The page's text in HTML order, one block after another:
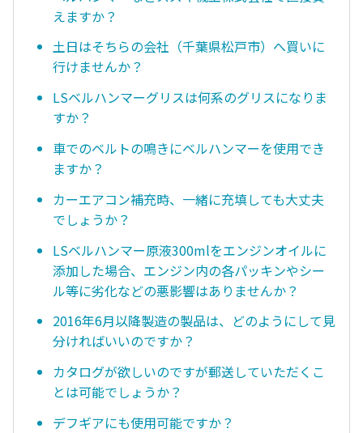
えますか？
土日はそちらの会社（千葉県松戸市）へ買いに
行けませんか？
LSベルハンマーグリスは何系のグリスになりま
すか？
車でのベルトの鳴きにベルハンマーを使用でき
ますか？
カーエアコン補充時、一緒に充填しても大丈夫
でしょうか？
LSベルハンマー原液300mlをエンジンオイルに
添加した場合、エンジン内の各パッキンやシー
ル等に劣化などの悪影響はありませんか？
2016年6月以降製造の製品は、どのようにして見
分ければいいのですか？
カタログが欲しいのですが郵送していただくこ
とは可能でしょうか？
デフギアにも使用可能ですか？